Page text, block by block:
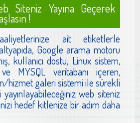
Siteniz Yayına Geçerek
!
ait etiketlerle
Google arama motoru
kullanıcı dostu, Linux sistem,
MYSQL veritabanı içeren,
hizmet galeri sistemi ile sürekli
web siteniz
hedef kitlenize bir adım daha